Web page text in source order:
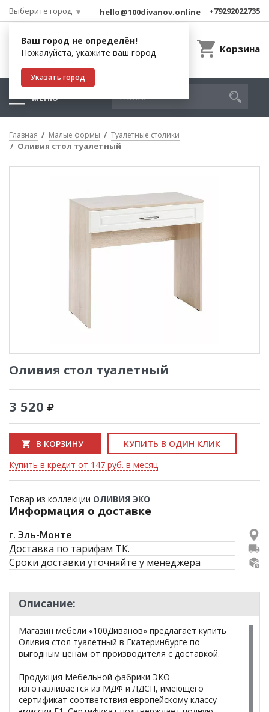
Выберите город
Ваш город не определён!
Пожалуйста, укажите ваш город
Указать город
hello@100divanov.online +79292022735
Корзина
МЕНЮ
Главная Малые формы Туалетные столики
Оливия стол туалетный
Оливия стол туалетный
3 520
В КОРЗИНУ
КУПИТЬ В ОДИН КЛИК
Купить в кредит от 147 руб. в месяц
Товар из коллекции ОЛИВИЯ ЭКО
Информация о доставке
г. Эль-Монте
Доставка по тарифам ТК.
Сроки доставки уточняйте у менеджера
Описание:
Магазин мебели «100Диванов» предлагает купить
Оливия стол туалетный в Екатеринбурге по
выгодным ценам от производителя с доставкой.
Продукция Мебельной фабрики ЭКО
изготавливается из МДФ и ЛДСП, имеющего
сертификат соответствия европейскому классу